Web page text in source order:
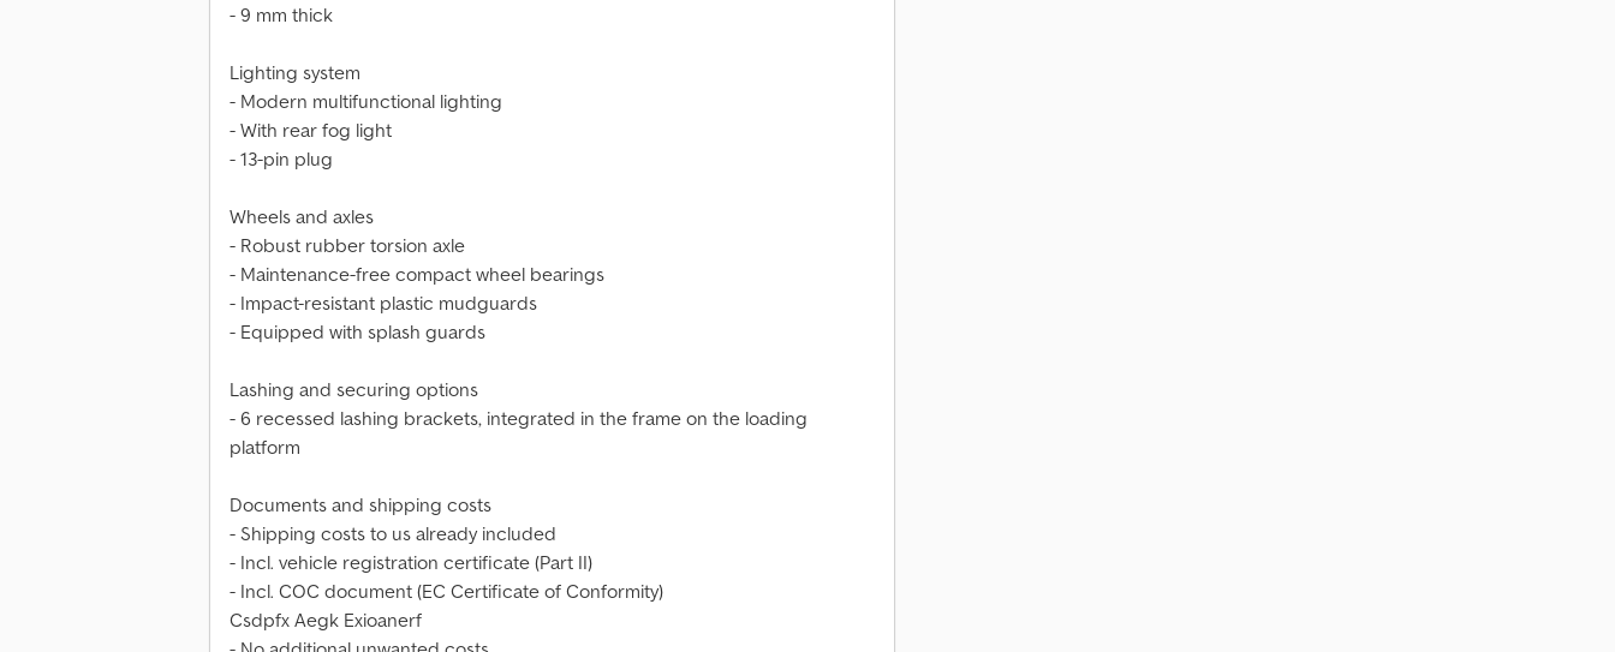
- 9 mm thick
Lighting system
- Modern multifunctional lighting
- With rear fog light
- 13-pin plug
Wheels and axles
- Robust rubber torsion axle
- Maintenance-free compact wheel bearings
- Impact-resistant plastic mudguards
- Equipped with splash guards
Lashing and securing options
- 6 recessed lashing brackets, integrated in the frame on the loading
platform
Documents and shipping costs
- Shipping costs to us already included
- Incl. vehicle registration certificate (Part II)
- Incl. COC document (EC Certificate of Conformity)
Csdpfx Aegk Exioanerf